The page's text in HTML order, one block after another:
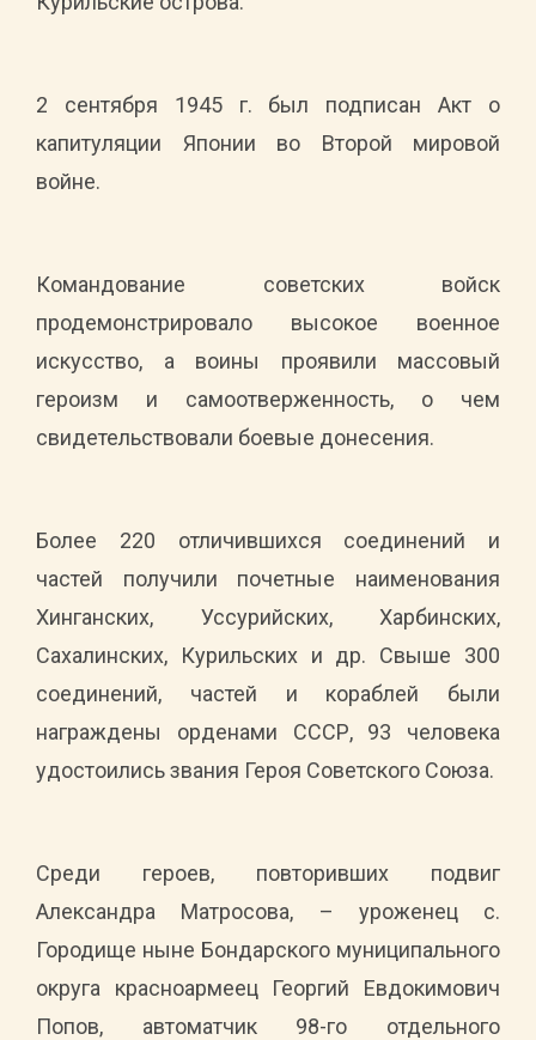
2 сентября 1945 г. был подписан Акт о
капитуляции Японии во Второй мировой
войне.
Командование советских войск
продемонстрировало высокое военное
искусство, а воины проявили массовый
героизм и самоотверженность, о чем
свидетельствовали боевые донесения.
Более 220 отличившихся соединений и
частей получили почетные наименования
Хинганских, Уссурийских, Харбинских,
Сахалинских, Курильских и др. Свыше 300
соединений, частей и кораблей были
награждены орденами СССР, 93 человека
удостоились звания Героя Советского Союза.
Среди героев, повторивших подвиг
Александра Матросова, – уроженец с.
Городище ныне Бондарского муниципального
округа красноармеец Георгий Евдокимович
Попов, автоматчик 98-го отдельного